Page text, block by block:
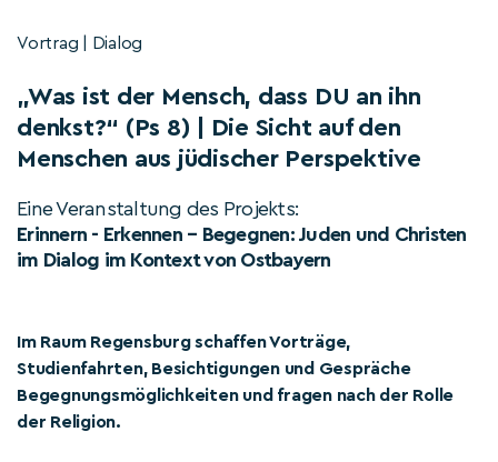
Vortrag | Dialog
„Was ist der Mensch, dass DU an ihn
denkst?“ (Ps 8) | Die Sicht auf den
Menschen aus jüdischer Perspektive
Eine Veranstaltung des Projekts:
Erinnern - Erkennen – Begegnen: Juden und Christen
im Dialog im Kontext von Ostbayern
Im Raum Regensburg schaffen Vorträge,
Studienfahrten, Besichtigungen und Gespräche
Begegnungsmöglichkeiten und fragen nach der Rolle
der Religion.